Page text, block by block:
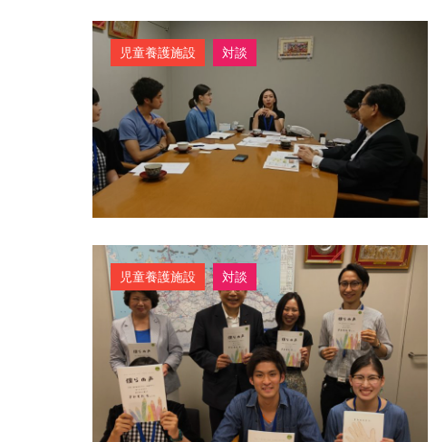
児童養護施設 対談
児童養護施設 対談